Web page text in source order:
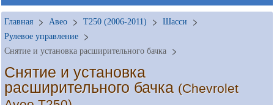
Главная Авео T250 (2006-2011)
Шасси
Рулевое управление
Снятие и установка расширительного бачка
Снятие и установка
расширительного бачка (Chevrolet